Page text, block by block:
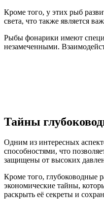
Кроме того, у этих рыб
света, что также является
Рыбы фонарики имеют
незамеченными.
Тайны
Одним из интересных
способностями, что
защищены от высоких
Кроме того, глубоководные
экономические тайны,
раскрыть её секреты и